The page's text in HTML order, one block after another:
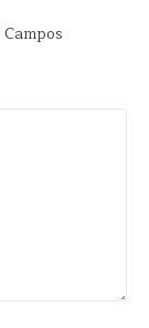
Campos